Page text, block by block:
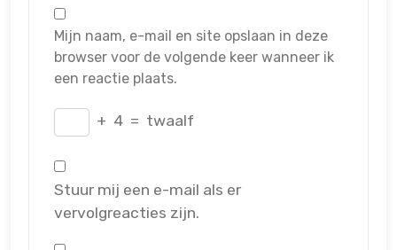
Mijn naam, e-mail en site opslaan in deze
browser voor de volgende keer wanneer ik
een reactie plaats.
+ 4 = twaalf
Stuur mij een e-mail als er
vervolgreacties zijn.